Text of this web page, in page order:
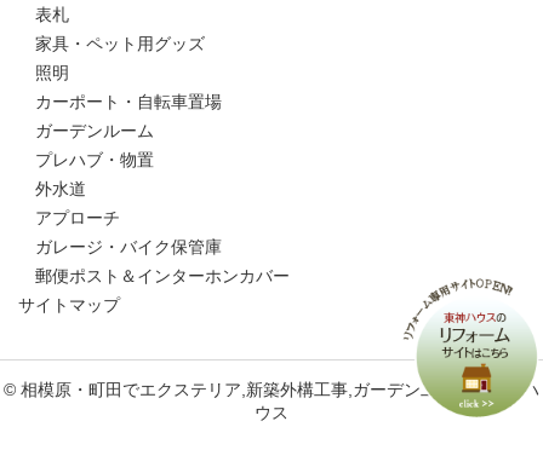
表札
家具・ペット用グッズ
照明
カーポート・自転車置場
ガーデンルーム
プレハブ・物置
外水道
アプローチ
ガレージ・バイク保管庫
郵便ポスト＆インターホンカバー
サイトマップ
© 相模原・町田でエクステリア,新築外構工事,ガーデン工事なら東神ハ
ウス